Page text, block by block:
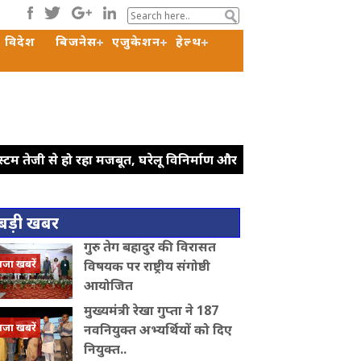
विदेश बिजनेस एजुकेशन
हेल्थ
तेजी से हो रहा मजबूत, घरेलू विनिर्माण और
रिजिजू
ट्रंप ने रणनीतिक खनिज
में सीएम योगी ने कांवड़ियों पर बरसाए पुष्प,
लोगों पर अस्थायी बॉर्डर चेकिंग लागू करने
खबर
खबरें
गुरु तेग बहादुर की विरासत
विषयक पर राष्ट्रीय संगोष्ठी
आयोजित
खबरें
मुख्यमंत्री रेखा गुप्ता ने 187
नवनियुक्त अभ्यर्थियों को दिए
नियुक्त..